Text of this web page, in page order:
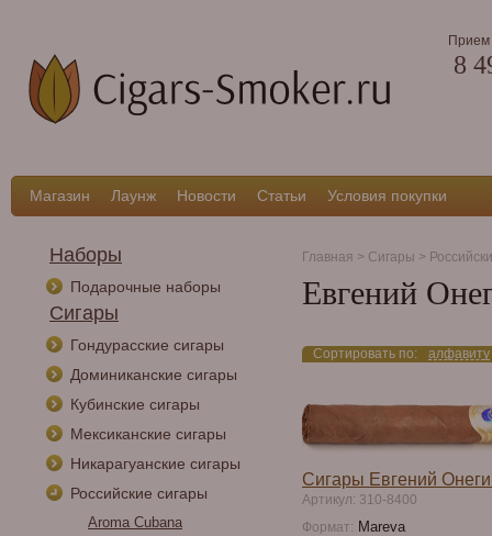
Прием
8
Магазин Лаунж Новости Статьи Условия покупки
Наборы
Подарочные наборы
Сигары
Гондурасские сигары
Доминиканские сигары
Кубинские сигары
Мексиканские сигары
Никарагуанские сигары
Российские сигары
Aroma Cubana
Главная > Сигары >
Евгений
Сортировать по: алфавиту
Сигары Евгений
Артикул: 310-8400
Формат: Mareva